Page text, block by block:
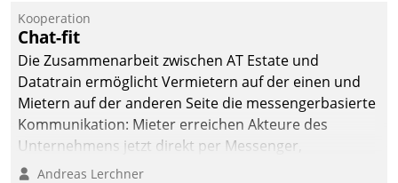
kommunale Wohnungsbauunternehmen daher
gemeinsam mit der Berliner Datatrain GmbH den
Teilprozess der Objektsanierung digitalisiert.
Kooperation
Chat-fit
Die Zusammenarbeit zwischen AT Estate und
Datatrain ermöglicht Vermietern auf der einen und
Mietern auf der anderen Seite die messengerbasierte
Kommunikation: Mieter erreichen Akteure des
Unternehmens jetzt direkt per Messenger,
Mitarbeiter oder Dienstleister empfangen oder
Andreas Lerchner